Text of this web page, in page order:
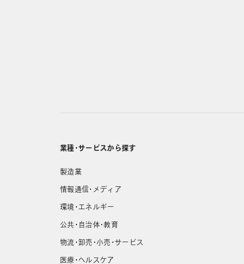
業種・サービスから探す
製造業
情報通信・メディア
環境・エネルギー
公共・自治体・教育
物流・卸売・小売・サービス
医療・ヘルスケア